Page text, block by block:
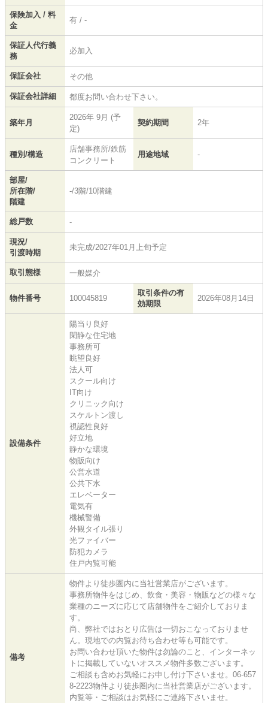
保険加入 / 料
金
有 / -
保証人代行義
務
必加入
保証会社 その他
保証会社詳細 都度お問い合わせ下さい。
築年月
2026年 9月 (予
定)
契約期間 2年
種別/構造
店舗事務所/鉄筋
コンクリート
用途地域 -
部屋/
所在階/
階建
-/3階/10階建
総戸数 -
現況/
引渡時期
未完成/2027年01月上旬予定
取引態様 一般媒介
物件番号 100045819
取引条件の有
効期限
2026年08月14日
設備条件
陽当り良好
閑静な住宅地
事務所可
眺望良好
法人可
スクール向け
IT向け
クリニック向け
スケルトン渡し
視認性良好
好立地
静かな環境
物販向け
公営水道
公共下水
エレベーター
電気有
機械警備
外観タイル張り
光ファイバー
防犯カメラ
住戸内覧可能
備考
物件より徒歩圏内に当社営業店がございます。
事務所物件をはじめ、飲食・美容・物販などの様々な
業種のニーズに応じて店舗物件をご紹介しておりま
す。
尚、弊社ではおとり広告は一切おこなっておりませ
ん。現地での内覧お待ち合わせ等も可能です。
お問い合わせ頂いた物件は勿論のこと、インターネッ
トに掲載していないオススメ物件多数ございます。
ご相談も含めお気軽にお申し付け下さいませ。06-657
8-2223物件より徒歩圏内に当社営業店がございます。
内覧等・ご相談はお気軽にご連絡下さいませ。